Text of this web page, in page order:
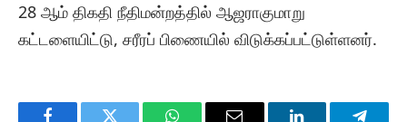
28 ஆம் திகதி நீதிமன்றத்தில் ஆஜராகுமாறு
கட்டளையிட்டு, சரீரப் பிணையில் விடுக்கப்பட்டுள்ளனர்.